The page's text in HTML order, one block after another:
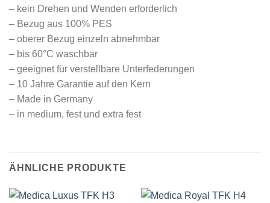
– kein Drehen und Wenden erforderlich
– Bezug aus 100% PES
– oberer Bezug einzeln abnehmbar
– bis 60°C waschbar
– geeignet für verstellbare Unterfederungen
– 10 Jahre Garantie auf den Kern
– Made in Germany
– in medium, fest und extra fest
ÄHNLICHE PRODUKTE